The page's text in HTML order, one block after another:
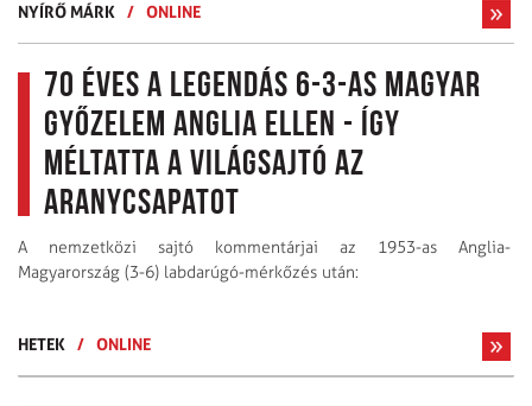
NYÍRŐ MÁRK / ONLINE
70 éves a legendás 6-3-as magyar
győzelem Anglia ellen - így
méltatta a világsajtó az
aranycsapatot
A nemzetközi sajtó kommentárjai az 1953-as Anglia-
Magyarország (3-6) labdarúgó-mérkőzés után:
HETEK / ONLINE